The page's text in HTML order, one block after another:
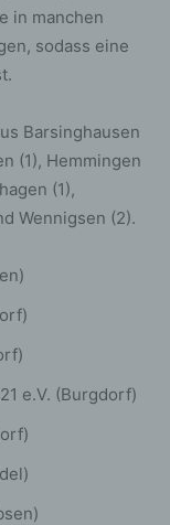
in manchen
sodass eine
Barsinghausen
(1), Hemmingen
(1),
Wennigsen (2).
e.V. (Burgdorf)